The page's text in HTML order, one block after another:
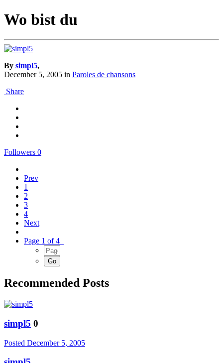
Wo bist du
By simpl5,
December 5, 2005 in Paroles de chansons
Share
Followers 0
Prev
1
2
3
4
Next
Page 1 of 4
Recommended Posts
simpl5 0
Posted December 5, 2005